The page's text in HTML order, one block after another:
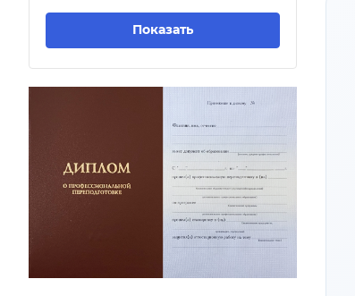
Материалы
доступны
бессрочно
Скидки на
обучение
Подробнее